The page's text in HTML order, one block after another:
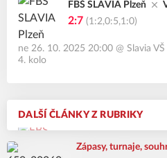
FBŠ SLAVIA Plzeň
2:7 (1:2,0:5,1:0)
ne 26. 10. 2025 20:00 @ Slavia VŠ
4. kolo
DALŠÍ ČLÁNKY Z RUBRIKY
Zápasy, turnaje,